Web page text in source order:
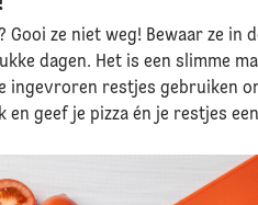
ze niet weg! Bewaar ze in
dagen. Het is een slimme
restjes gebruiken
geef je pizza én je restjes